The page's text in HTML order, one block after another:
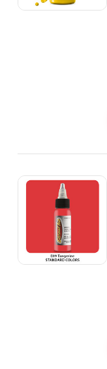
Количество